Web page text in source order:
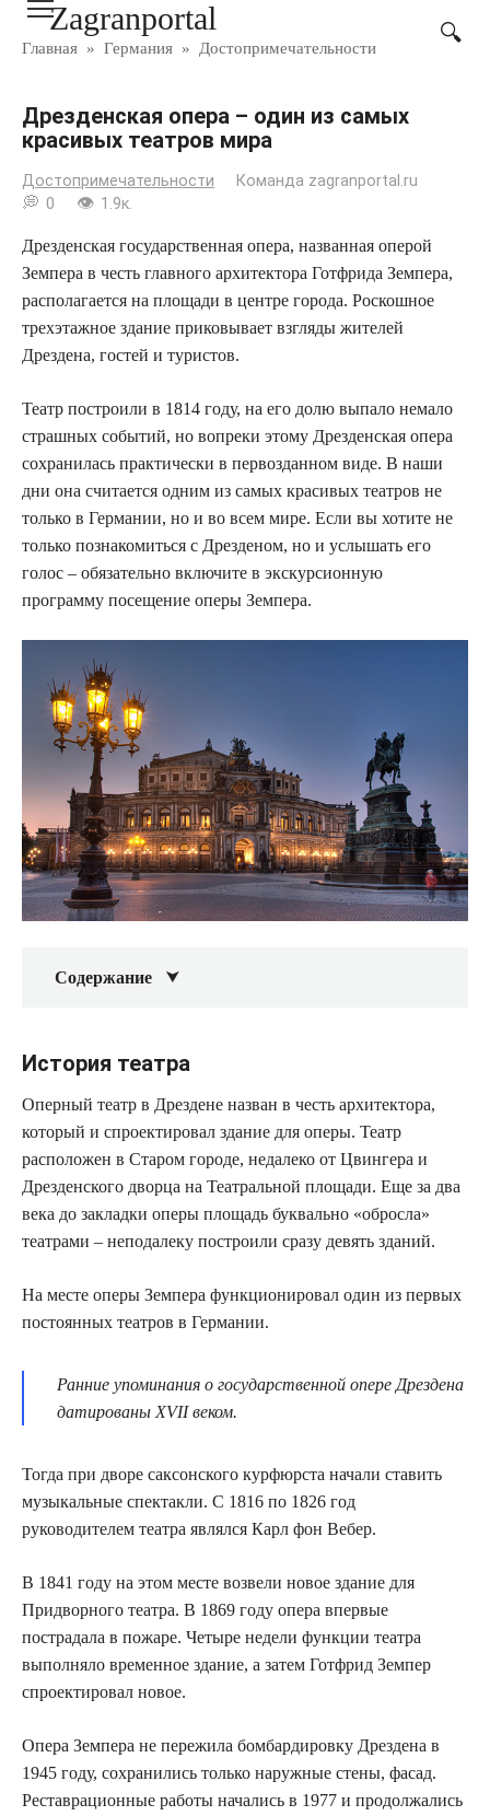
ПерейтиZagranportal
Главная » Германия » Достопримечательности
Дрезденская опера – один из самых
красивых театров мира
Достопримечательности
Команда zagranportal.ru
0
1.9к.
Дрезденская государственная опера, названная оперой
Земпера в честь главного архитектора Готфрида Земпера,
располагается на площади в центре города. Роскошное
трехэтажное здание приковывает взгляды жителей
Дрездена, гостей и туристов.
Театр построили в 1814 году, на его долю выпало немало
страшных событий, но вопреки этому Дрезденская опера
сохранилась практически в первозданном виде. В наши
дни она считается одним из самых красивых театров не
только в Германии, но и во всем мире. Если вы хотите не
только познакомиться с Дрезденом, но и услышать его
голос – обязательно включите в экскурсионную
программу посещение оперы Земпера.
Содержание
История театра
Оперный театр в Дрездене назван в честь архитектора,
который и спроектировал здание для оперы. Театр
расположен в Старом городе, недалеко от Цвингера и
Дрезденского дворца на Театральной площади. Еще за два
века до закладки оперы площадь буквально «обросла»
театрами – неподалеку построили сразу девять зданий.
На месте оперы Земпера функционировал один из первых
постоянных театров в Германии.
Ранние упоминания о государственной опере Дрездена
датированы XVII веком.
Тогда при дворе саксонского курфюрста начали ставить
музыкальные спектакли. С 1816 по 1826 год
руководителем театра являлся Карл фон Вебер.
В 1841 году на этом месте возвели новое здание для
Придворного театра. В 1869 году опера впервые
пострадала в пожаре. Четыре недели функции театра
выполняло временное здание, а затем Готфрид Земпер
спроектировал новое.
Опера Земпера не пережила бомбардировку Дрездена в
1945 году, сохранились только наружные стены, фасад.
Реставрационные работы начались в 1977 и продолжались